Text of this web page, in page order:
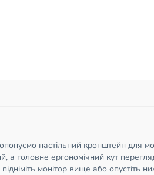
настільний кронштейн для
головне ергономічний кут
монітор вище або